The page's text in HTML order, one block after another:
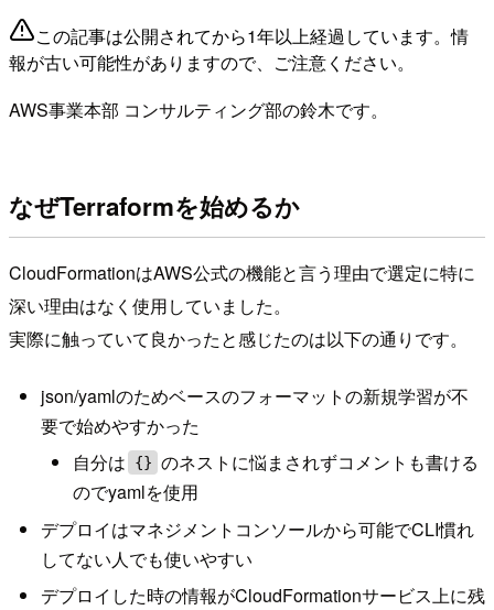
この記事は公開されてから1年以上経過しています。情
報が古い可能性がありますので、ご注意ください。
AWS事業本部 コンサルティング部の鈴木です。
なぜTerraformを始めるか
CloudFormationはAWS公式の機能と言う理由で選定に特に
深い理由はなく使用していました。
実際に触っていて良かったと感じたのは以下の通りです。
json/yamlのためベースのフォーマットの新規学習が不
要で始めやすかった
自分は
{} のネストに悩まされずコメントも書ける
のでyamlを使用
デプロイはマネジメントコンソールから可能でCLI慣れ
してない人でも使いやすい
デプロイした時の情報がCloudFormationサービス上に残